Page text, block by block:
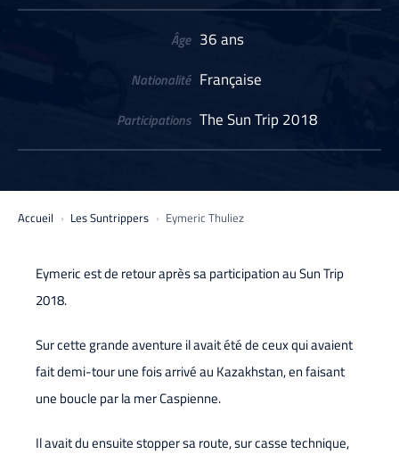
Âge 36 ans
Nationalité Française
Participations The Sun Trip 2018
Accueil Les Suntrippers Eymeric Thuliez
Eymeric est de retour après sa participation au Sun Trip
2018.
Sur cette grande aventure il avait été de ceux qui avaient
fait demi-tour une fois arrivé au Kazakhstan, en faisant
une boucle par la mer Caspienne.
Il avait du ensuite stopper sa route, sur casse technique,